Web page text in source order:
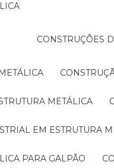
CONSTRUÇÕES
METÁLICA
EM ESTRUTURA
PARA GALPÃO